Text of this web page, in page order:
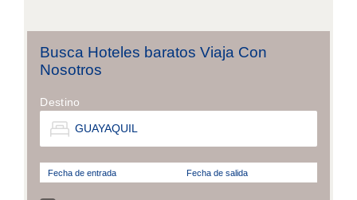
Busca Hoteles baratos Viaja Con
Nosotros
Destino
Fecha de entrada Fecha de salida